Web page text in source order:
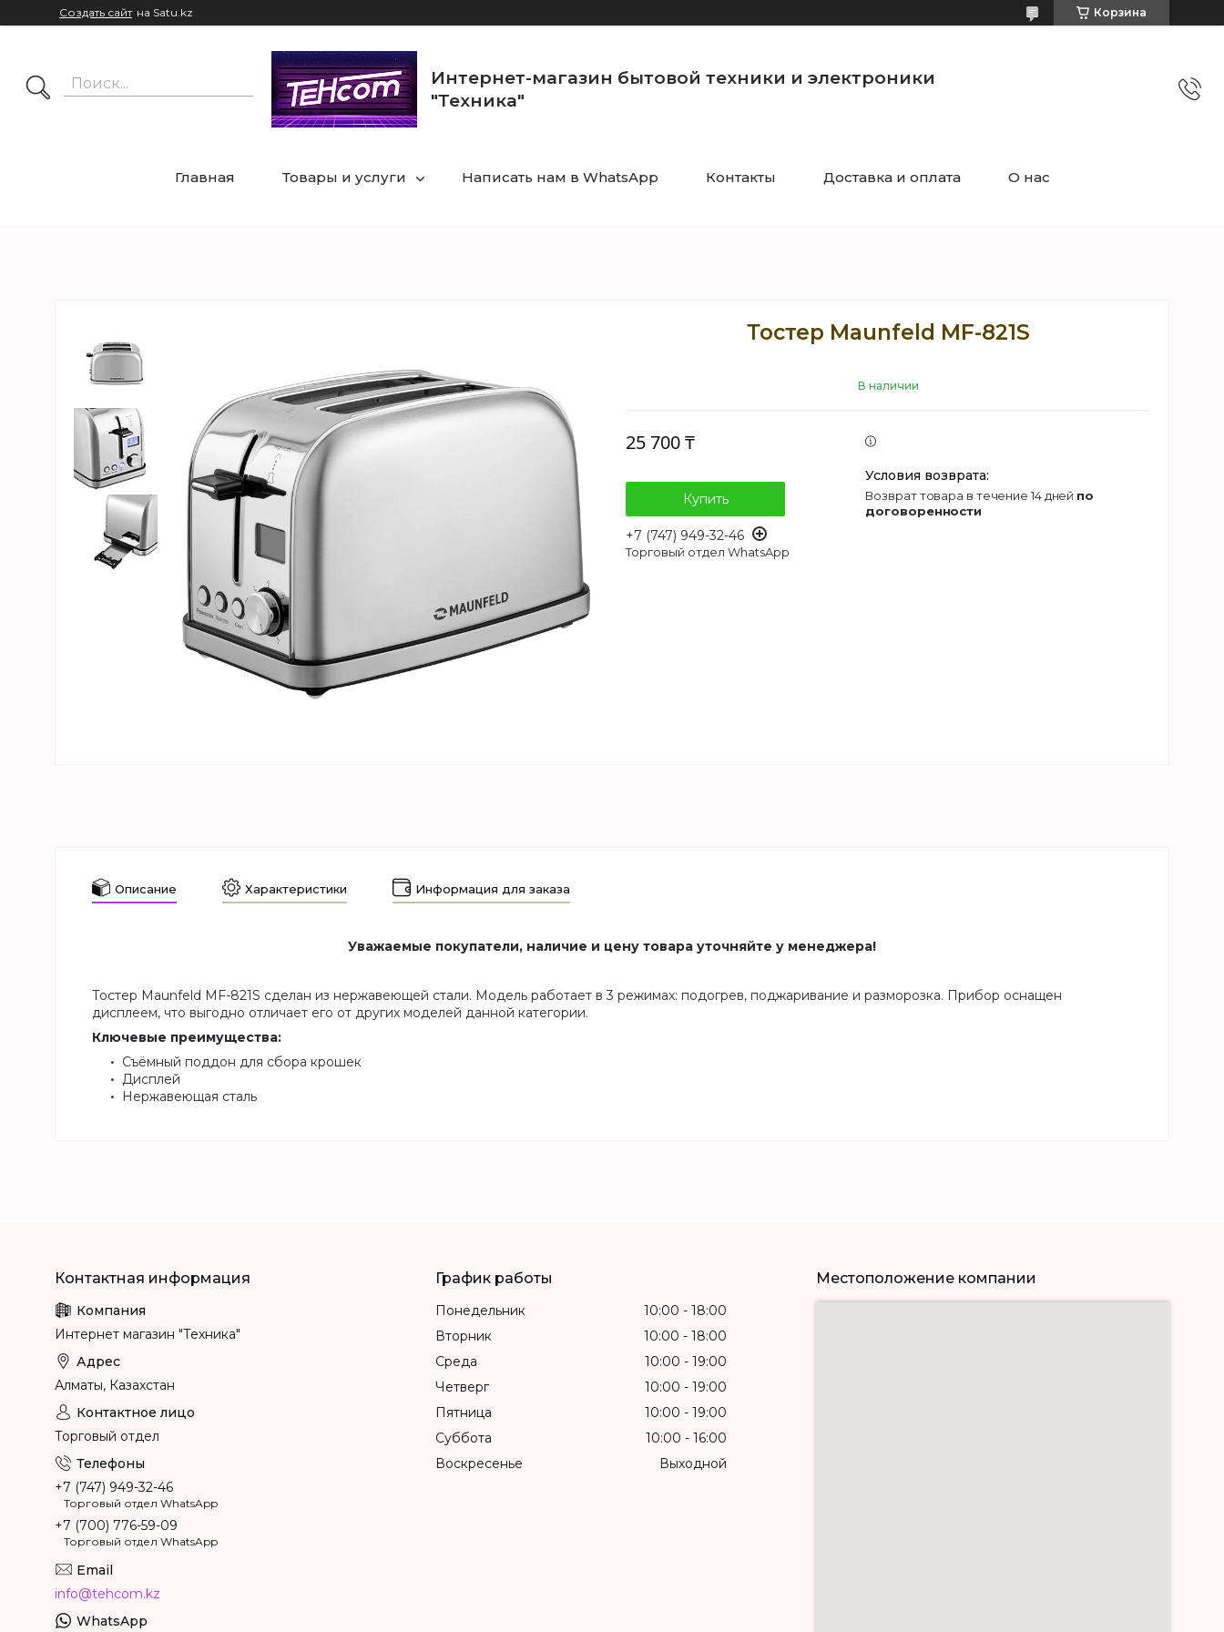
Создать сайт на Satu.kz Корзина
Интернет-магазин бытовой техники и электроники
"Техника"
Главная Товары и услуги Написать нам в WhatsApp Контакты Доставка и оплата О нас
Тостер Maunfeld MF-821S
В наличии
25 700 ₸
Купить
+7 (747) 949-32-46
Торговый отдел WhatsApp
возврат товара в течение 14 дней по
договоренности
Описание Характеристики Информация для заказа
Уважаемые покупатели, наличие и цену товара уточняйте у менеджера!
Тостер Maunfeld MF-821S сделан из нержавеющей стали. Модель работает в 3 режимах: подогрев, поджаривание и разморозка. Прибор оснащен
дисплеем, что выгодно отличает его от других моделей данной категории.
Ключевые преимущества:
Съёмный поддон для сбора крошек
Дисплей
Нержавеющая сталь
Интернет магазин "Техника"
Алматы, Казахстан
Торговый отдел
+7 (747) 949-32-46
Торговый отдел WhatsApp
+7 (700) 776-59-09
Торговый отдел WhatsApp
info@tehcom.kz
График работы
Понедельник 10:00
18:00
Вторник
10:00
18:00
Среда
10:00
19:00
Четверг
10:00
19:00
Пятница
10:00
19:00
Суббота
10:00
16:00
Воскресенье
Выходной
Местоположение компании